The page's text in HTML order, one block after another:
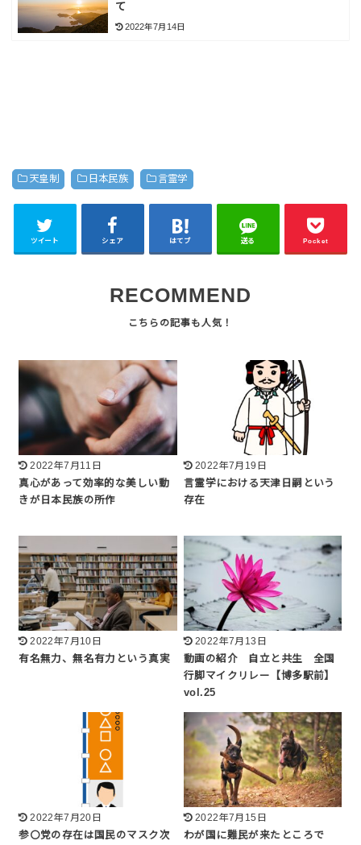
て
2022年7月14日
天皇制 日本民族 言霊学
ツイート シェア はてブ 送る Pocket
RECOMMEND
2022年7月11日
真心があって効率的な美しい動
きが日本民族の所作
2022年7月19日
言霊学における天津日嗣という
存在
2022年7月10日
有名無力、無名有力という真実
2022年7月13日
動画の紹介 自立と共生 全国
行脚マイクリレー【博多駅前】
vol.25
2022年7月20日
参〇党の存在は国民のマスク次
2022年7月15日
わが国に難民が来たところで